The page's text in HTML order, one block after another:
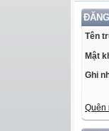
Tên
Mật
Ghi
Quên